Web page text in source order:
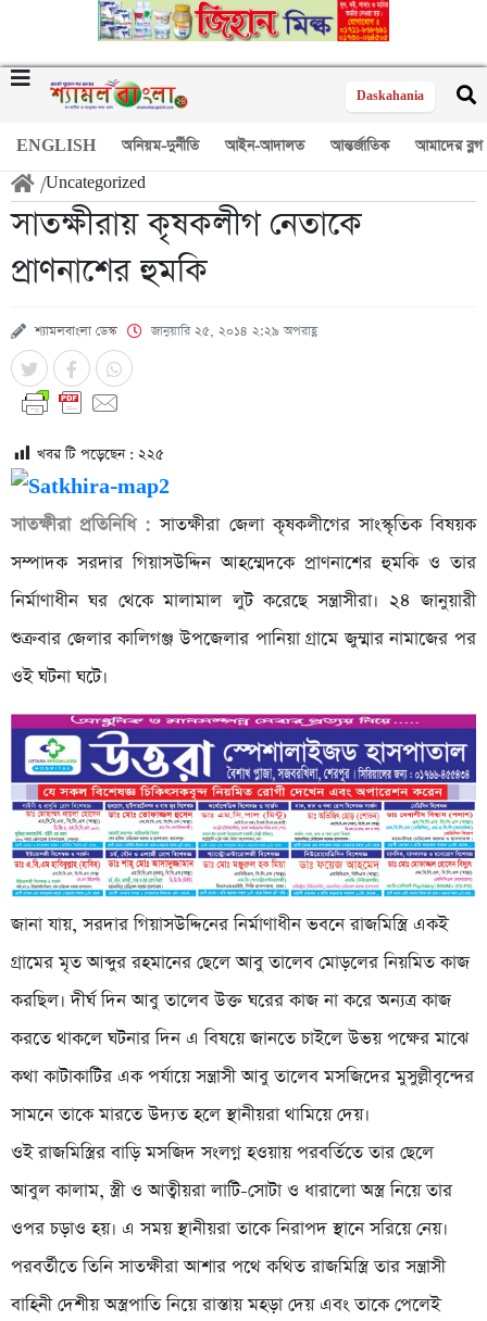
Daskahania
ENGLISH অনিয়ম-দুর্নীতি আইন-আদালত আন্তর্জাতিক আমাদের ব্লগ
/Uncategorized
সাতক্ষীরায় কৃষকলীগ নেতাকে
প্রাণনাশের হুমকি
শ্যামলবাংলা ডেস্ক জানুয়ারি ২৫, ২০১৪ ২:২৯ অপরাহ্ণ
খবর টি পড়েছেন : ২২৫
সাতক্ষীরা প্রতিনিধি : সাতক্ষীরা জেলা কৃষকলীগের সাংস্কৃতিক বিষয়ক
সম্পাদক সরদার গিয়াসউদ্দিন আহম্মেদকে প্রাণনাশের হুমকি ও তার
নির্মাণাধীন ঘর থেকে মালামাল লুট করেছে সন্ত্রাসীরা। ২৪ জানুয়ারী
শুক্রবার জেলার কালিগঞ্জ উপজেলার পানিয়া গ্রামে জুম্মার নামাজের পর
ওই ঘটনা ঘটে।
জানা যায়, সরদার গিয়াসউদ্দিনের নির্মাণাধীন ভবনে রাজমিস্ত্রি একই
গ্রামের মৃত আব্দুর রহমানের ছেলে আবু তালেব মোড়লের নিয়মিত কাজ
করছিল। দীর্ঘ দিন আবু তালেব উক্ত ঘরের কাজ না করে অন্যত্র কাজ
করতে থাকলে ঘটনার দিন এ বিষয়ে জানতে চাইলে উভয় পক্ষের মাঝে
কথা কাটাকাটির এক পর্যায়ে সন্ত্রাসী আবু তালেব মসজিদের মুসুল্লীবৃন্দের
সামনে তাকে মারতে উদ্যত হলে স্থানীয়রা থামিয়ে দেয়।
ওই রাজমিস্ত্রির বাড়ি মসজিদ সংলগ্ন হওয়ায় পরবর্তিতে তার ছেলে
আবুল কালাম, স্ত্রী ও আত্বীয়রা লাটি-সোটা ও ধারালো অস্ত্র নিয়ে তার
ওপর চড়াও হয়। এ সময় স্থানীয়রা তাকে নিরাপদ স্থানে সরিয়ে নেয়।
পরবর্তীতে তিনি সাতক্ষীরা আশার পথে কথিত রাজমিস্ত্রি তার সন্ত্রাসী
বাহিনী দেশীয় অস্ত্রপাতি নিয়ে রাস্তায় মহড়া দেয় এবং তাকে পেলেই